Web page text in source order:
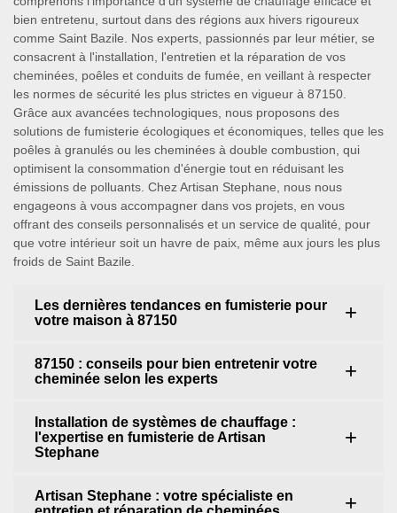
bien entretenu, surtout dans des régions aux hivers rigoureux
comme Saint Bazile. Nos experts, passionnés par leur métier, se
consacrent à l'installation, l'entretien et la réparation de vos
cheminées, poêles et conduits de fumée, en veillant à respecter
les normes de sécurité les plus strictes en vigueur à 87150.
Grâce aux avancées technologiques, nous proposons des
solutions de fumisterie écologiques et économiques, telles que les
poêles à granulés ou les cheminées à double combustion, qui
optimisent la consommation d'énergie tout en réduisant les
émissions de polluants. Chez Artisan Stephane, nous nous
engageons à vous accompagner dans vos projets, en vous
offrant des conseils personnalisés et un service de qualité, pour
que votre intérieur soit un havre de paix, même aux jours les plus
froids de Saint Bazile.
Les dernières tendances en fumisterie pour
votre maison à 87150
87150 : conseils pour bien entretenir votre
cheminée selon les experts
Installation de systèmes de chauffage :
l'expertise en fumisterie de Artisan
Stephane
Artisan Stephane : votre spécialiste en